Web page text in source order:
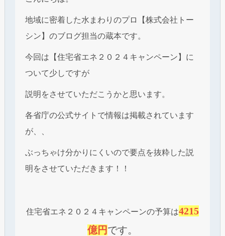
地域に密着した水まわりのプロ【株式会社トー
シン】のブログ担当の蔵本です。
今回は【住宅省エネ２０２４キャンペーン】に
ついて少しですが
説明をさせていただこうかと思います。
各省庁の公式サイトで情報は掲載されています
が、、
ぶっちゃけ分かりにくいので要点を抜粋した説
明をさせていただきます！！
住宅省エネ２０２４キャンペーンの予算は4215
億円です。